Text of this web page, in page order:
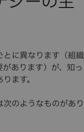
に異なります（組織
あります）が、知っ
ます。
のようなものがあり